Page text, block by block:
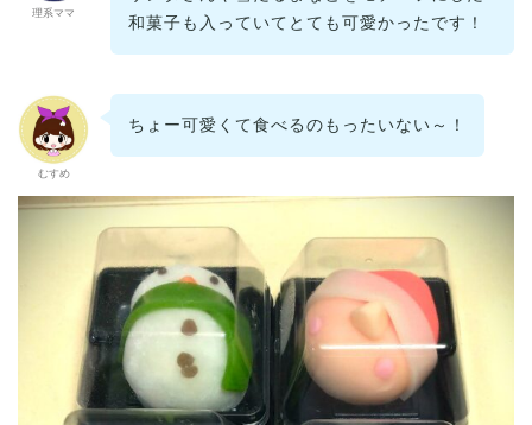
理系ママ
和菓子も入っていてとても可愛かったです！
むすめ
ちょー可愛くて食べるのもったいない～！